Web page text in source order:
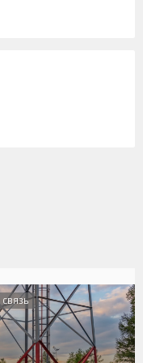
СВЯЗЬ